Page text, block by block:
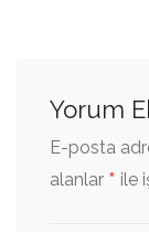
Yorum
E-posta
alanlar * ile